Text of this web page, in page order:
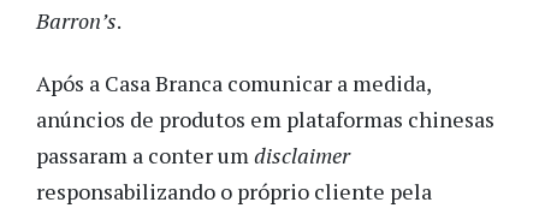
Barron’s.
Após a Casa Branca comunicar a medida,
anúncios de produtos em plataformas chinesas
passaram a conter umdisclaimer
responsabilizando o próprio cliente pela